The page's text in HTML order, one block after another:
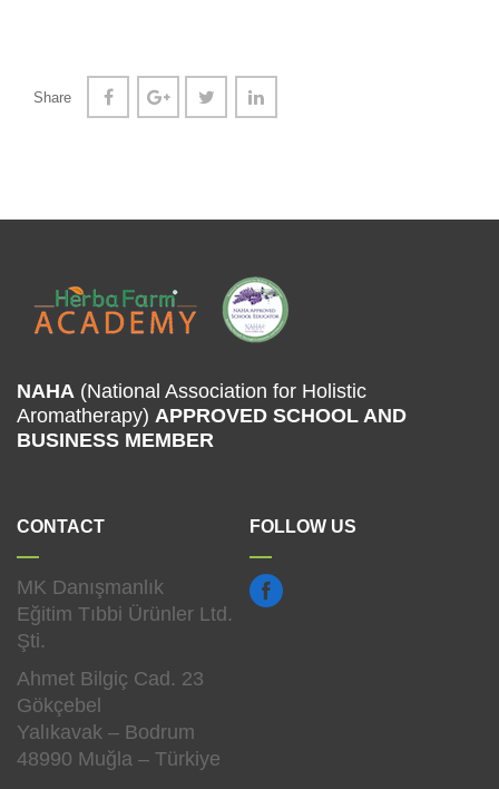
Share
NAHA (National Association for Holistic
Aromatherapy) APPROVED SCHOOL AND
BUSINESS MEMBER
CONTACT
MK Danışmanlık
Eğitim Tıbbi Ürünler Ltd.
Şti.
Ahmet Bilgiç Cad. 23
Gökçebel
Yalıkavak – Bodrum
48990 Muğla – Türkiye
FOLLOW US